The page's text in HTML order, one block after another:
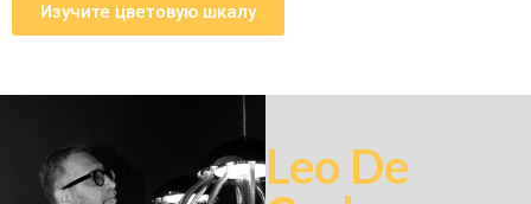
Изучите цветовую шкалу
Leo De